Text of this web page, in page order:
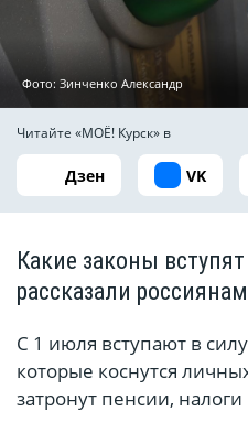
Фото: Зинченко Александр
Читайте «МОЁ! Курск» в
Дзен VK
Какие законы
рассказали россиянам
С 1 июля вступают в
которые коснутся
затронут пенсии,